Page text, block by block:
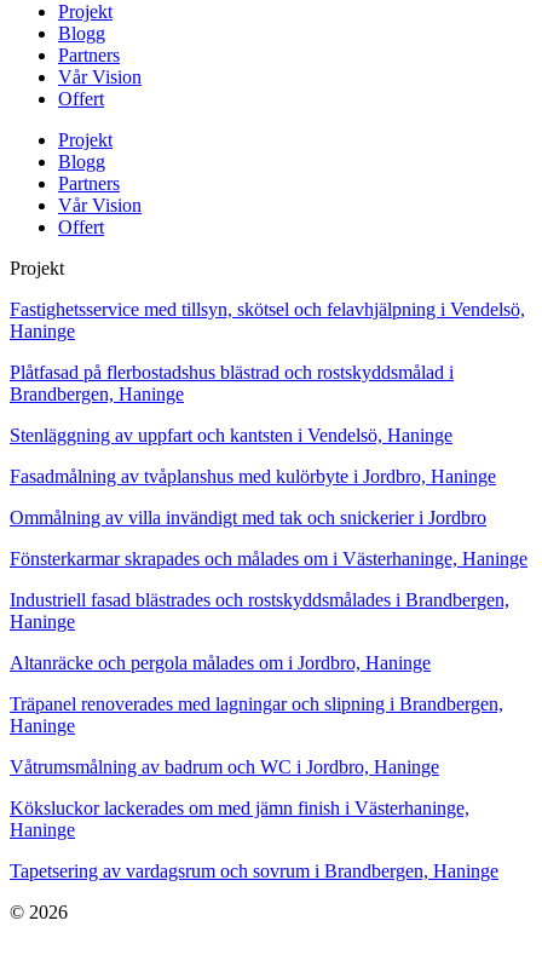
Projekt
Blogg
Partners
Vår Vision
Offert
Projekt
Blogg
Partners
Vår Vision
Offert
Projekt
Fastighetsservice med tillsyn, skötsel och felavhjälpning i Vendelsö,
Haninge
Plåtfasad på flerbostadshus blästrad och rostskyddsmålad i
Brandbergen, Haninge
Stenläggning av uppfart och kantsten i Vendelsö, Haninge
Fasadmålning av tvåplanshus med kulörbyte i Jordbro, Haninge
Ommålning av villa invändigt med tak och snickerier i Jordbro
Fönsterkarmar skrapades och målades om i Västerhaninge, Haninge
Industriell fasad blästrades och rostskyddsmålades i Brandbergen,
Haninge
Altanräcke och pergola målades om i Jordbro, Haninge
Träpanel renoverades med lagningar och slipning i Brandbergen,
Haninge
Våtrumsmålning av badrum och WC i Jordbro, Haninge
Köksluckor lackerades om med jämn finish i Västerhaninge,
Haninge
Tapetsering av vardagsrum och sovrum i Brandbergen, Haninge
© 2026